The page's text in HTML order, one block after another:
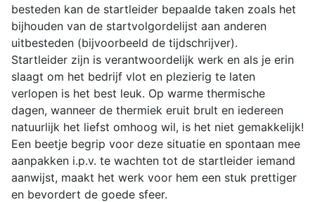
besteden kan de startleider bepaalde taken zoals het
bijhouden van de startvolgordelijst aan anderen
uitbesteden (bijvoorbeeld de tijdschrijver).
Startleider zijn is verantwoordelijk werk en als je erin
slaagt om het bedrijf vlot en plezierig te laten
verlopen is het best leuk. Op warme thermische
dagen, wanneer de thermiek eruit brult en iedereen
natuurlijk het liefst omhoog wil, is het niet gemakkelijk!
Een beetje begrip voor deze situatie en spontaan mee
aanpakken i.p.v. te wachten tot de startleider iemand
aanwijst, maakt het werk voor hem een stuk prettiger
en bevordert de goede sfeer.